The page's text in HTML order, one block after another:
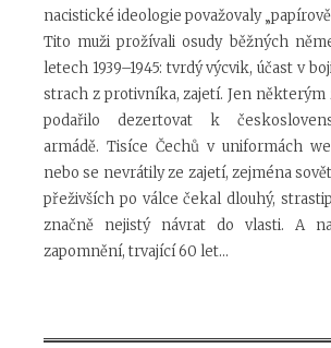
nacistické ideologie považovaly
Tito muži prožívali osudy běžných
letech 1939–1945: tvrdý výcvik, účast v
strach z protivníka, zajetí. Jen některým
podařilo dezertovat k
armádě. Tisíce Čechů v uniformách
nebo se nevrátily ze zajetí, zejména
přeživších po válce čekal dlouhý,
značně nejistý návrat do vlasti. A
zapomnění, trvající 60 let…